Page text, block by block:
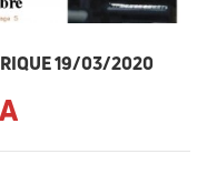
19/03/2020